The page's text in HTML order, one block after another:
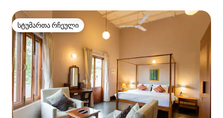
სტუმართა რჩეული
სტუმართა რჩეული